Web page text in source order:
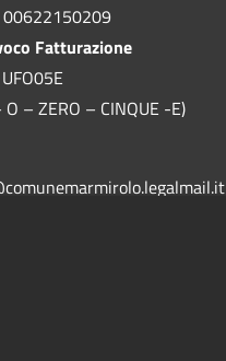
00622150209
Fatturazione
UFO05E
O – ZERO – CINQUE -E)